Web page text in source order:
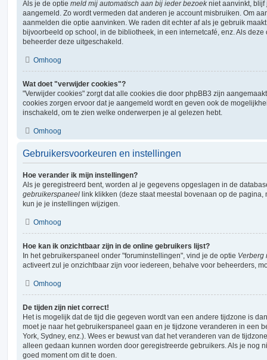
Als je de optie meld mij automatisch aan bij ieder bezoekniet aanvinkt, blijf
aangemeld. Zo wordt vermeden dat anderen je account misbruiken. Om
aanmelden die optie aanvinken. We raden dit echter af als je gebruik
bijvoorbeeld op school, in de bibliotheek, in een internetcafé, enz. Als
beheerder deze uitgeschakeld.
Omhoog
Wat doet "verwijder cookies"?
"Verwijder cookies" zorgt dat alle cookies die door phpBB3 zijn
cookies zorgen ervoor dat je aangemeld wordt en geven ook de
inschakeld, om te zien welke onderwerpen je al gelezen hebt.
Omhoog
Gebruikersvoorkeuren en instellingen
Hoe verander ik mijn instellingen?
Als je geregistreerd bent, worden al je gegevens opgeslagen in de
gebruikerspaneel link klikken (deze staat meestal bovenaan op de
kun je je instellingen wijzigen.
Omhoog
Hoe kan ik onzichtbaar zijn in de online gebruikers lijst?
In het gebruikerspaneel onder "foruminstellingen", vind je de optie Verberg
activeert zul je onzichtbaar zijn voor iedereen, behalve voor beheerders,
Omhoog
De tijden zijn niet correct!
Het is mogelijk dat de tijd die gegeven wordt van een andere tijdzone is
moet je naar het gebruikerspaneel gaan en je tijdzone veranderen in een
York, Sydney, enz.). Wees er bewust van dat het veranderen van de
alleen gedaan kunnen worden door geregistreerde gebruikers. Als je nog
goed moment om dit te doen.